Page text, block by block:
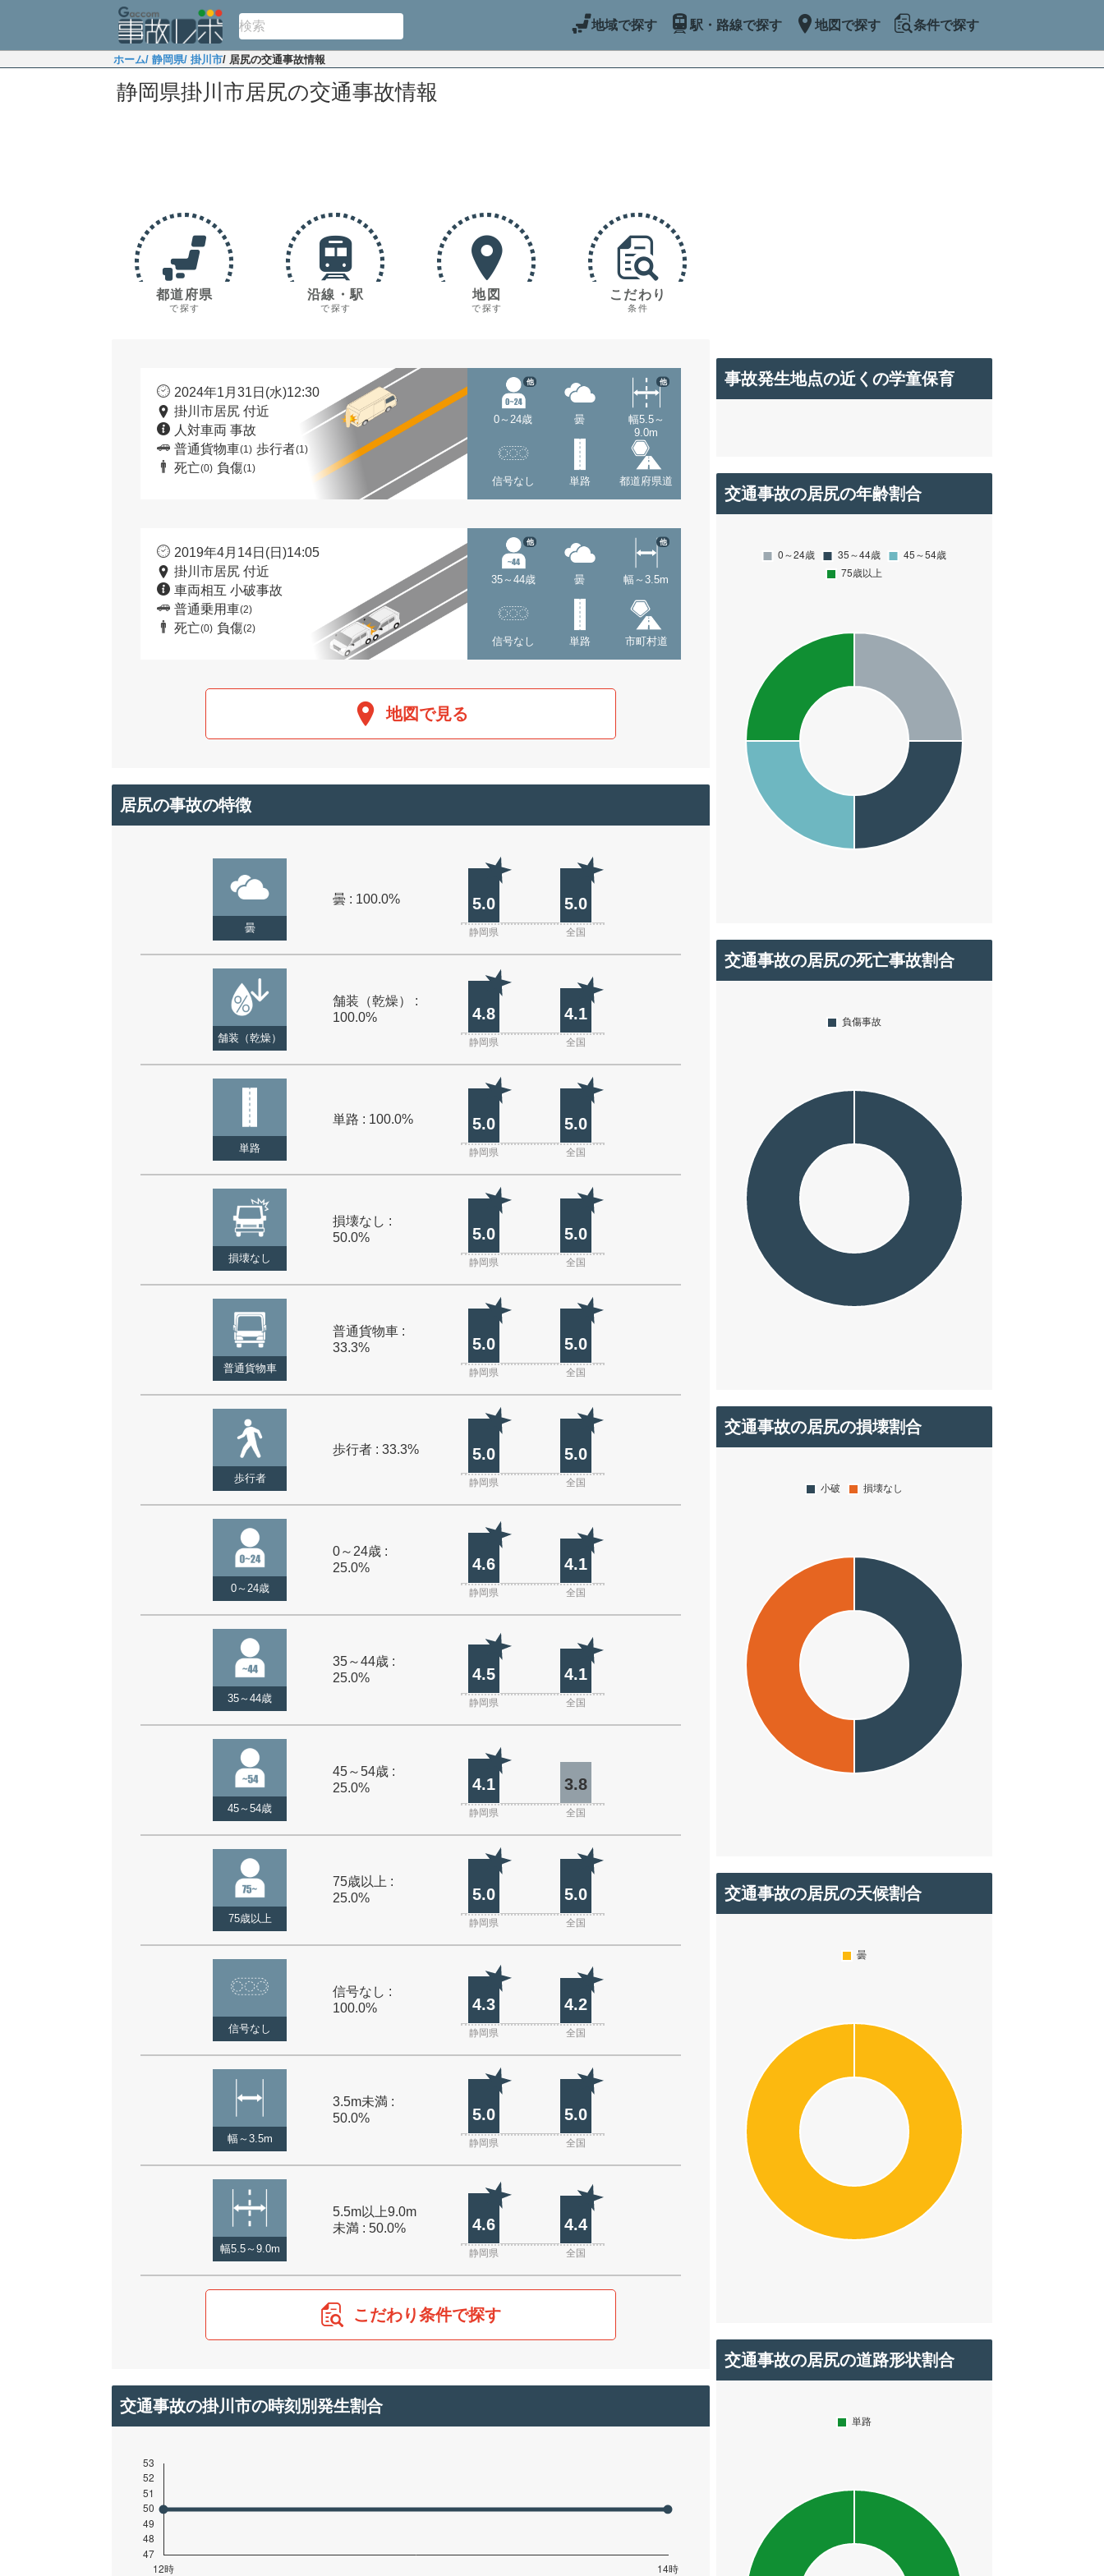
地域で探す 駅・路線で探す 地図で探す 条件で探す
ホーム/ 静岡県/ 掛川市/ 居尻の交通事故情報
静岡県掛川市居尻の交通事故情報
都道府県
で探す
沿線・駅
で探す
地図
で探す
こだわり
条件
2024年1月31日(水)12:30
掛川市居尻 付近
人対車両 事故
普通貨物車(1) 歩行者(1)
死亡(0) 負傷(1)
0～24歳
他
曇
幅5.5～
9.0m
他
信号なし 単路 都道府県道
2019年4月14日(日)14:05
掛川市居尻 付近
車両相互 小破事故
普通乗用車(2)
死亡(0) 負傷(2)
35～44歳
他
曇 幅～3.5m
他
信号なし 単路 市町村道
地図で見る
居尻の事故の特徴
曇
曇 : 100.0% 5.0 5.0
静岡県 全国
舗装（乾燥）
舗装（乾燥） :
100.0%
4.8 4.1
静岡県 全国
単路
単路 : 100.0% 5.0 5.0
静岡県 全国
損壊なし
損壊なし :
50.0%
5.0 5.0
静岡県 全国
普通貨物車
普通貨物車 :
33.3%
5.0 5.0
静岡県 全国
歩行者
歩行者 : 33.3% 5.0 5.0
静岡県 全国
0～24歳
0～24歳 :
25.0%
4.6 4.1
静岡県 全国
35～44歳
35～44歳 :
25.0%
4.5 4.1
静岡県 全国
45～54歳
45～54歳 :
25.0%
4.1 3.8
静岡県 全国
75歳以上
75歳以上 :
25.0%
5.0 5.0
静岡県 全国
信号なし
信号なし :
100.0%
4.3 4.2
静岡県 全国
幅～3.5m
3.5m未満 :
50.0%
5.0 5.0
静岡県 全国
幅5.5～9.0m
5.5m以上9.0m
未満 : 50.0%
4.6 4.4
静岡県 全国
こだわり条件で探す
交通事故の掛川市の時刻別発生割合
事故発生地点の近くの学童保育
交通事故の居尻の年齢割合
交通事故の居尻の死亡事故割合
交通事故の居尻の損壊割合
交通事故の居尻の天候割合
交通事故の居尻の道路形状割合